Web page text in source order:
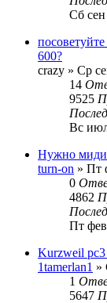
Сб сен
600?
crazy » Ср
14
9525
Вс
Нужно
turn-on » Пт
0
4862
Пт
Kurzweil pc3
1tamerlan1 »
1
5647